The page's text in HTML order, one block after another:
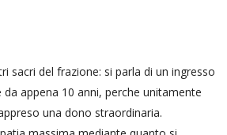
sacri del frazione: si parla di un ingresso
appena 10 anni, perche unitamente
una dono straordinaria.